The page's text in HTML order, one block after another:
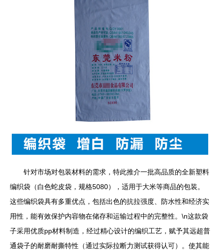
针对市场对包装材料的需求，特此推介一批高品质的全新塑料
编织袋（白色蛇皮袋，规格5080），适用于大米等商品的包装。
这些编织袋具有多重优点，包括出色的抗拉强度、防水性和经济实
用性，能有效保护内容物在储存和运输过程中的完整性。\n这款袋
子采用优质pp材料制造，经过精心设计的编织工艺，赋予其远超普
通袋子的耐磨耐撕特性（通过实际拉断力测试获得认可）。使其能